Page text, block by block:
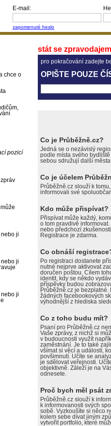
E-mail:
zapomenuté heslo
stát se
pro pokračování zadejte
OPIŠTE POUZE
Co je Průběžně.cz?
Jedná se o nezávislý
podle místa svého
sebou sdružují další
Co je účelem
Průběžně.cz slouží k
informovali své
Kdo může přispívat?
Přispívat může každý,
o tom pravdivě
nebo předchozí
Registrace je zdarma.
Co obnáší
Po registraci dostanete
nutné nejprve aktivovat
doručen poštou. Cílem
identit, kdy se někdo
příspěvky budou
Průběžně.cz je
žádných facebookových
výhodnější z hlediska
Co z toho budu mít?
Psaní pro Průběžně.cz
Vaše zprávy, z nichž si
v budoucnosti využít
zaměstnání. Je to také
všímat si věcí a událostí,
povšimnutí. Učíte se
je sdělovat veřejnosti.
objektivně. Záleží je na
odnesete.
Proč bych měl psát
Průběžně.cz slouží k
k informovanosti svých
sobě. Vyzkoušíte si něco
kolem sebe dívat jiným
vytvořit portfolio, které
chce o
pozicí
nebo ji
nebo ji
nebo ji